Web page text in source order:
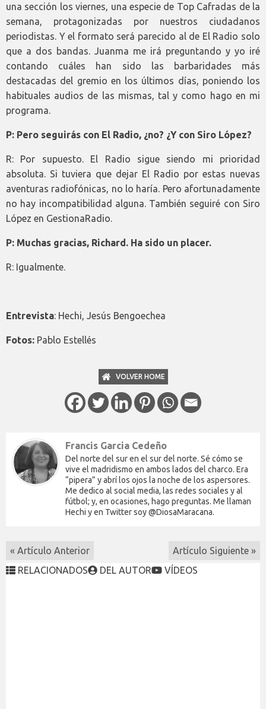
una sección los viernes, una especie de Top Cafradas de la
semana, protagonizadas por nuestros ciudadanos
periodistas. Y el formato será parecido al de El Radio solo
que a dos bandas. Juanma me irá preguntando y yo iré
contando cuáles han sido las barbaridades más
destacadas del gremio en los últimos días, poniendo los
habituales audios de las mismas, tal y como hago en mi
programa.
P: Pero seguirás con El Radio, ¿no? ¿Y con Siro López?
R: Por supuesto. El Radio sigue siendo mi prioridad
absoluta. Si tuviera que dejar El Radio por estas nuevas
aventuras radiofónicas, no lo haría. Pero afortunadamente
no hay incompatibilidad alguna. También seguiré con Siro
López en GestionaRadio.
P: Muchas gracias, Richard. Ha sido un placer.
R: Igualmente.
Entrevista: Hechi, Jesús Bengoechea
Fotos: Pablo Estellés
VOLVER HOME
Francis Garcia Cedeño
Del norte del sur en el sur del norte. Sé cómo se
vive el madridismo en ambos lados del charco. Era
“pipera” y abrí los ojos la noche de los aspersores.
Me dedico al social media, las redes sociales y al
fútbol; y, en ocasiones, hago preguntas. Me llaman
Hechi y en Twitter soy @DiosaMaracana.
« Artículo Anterior
Artículo Siguiente »
RELACIONADOS
DEL AUTOR VÍDEOS